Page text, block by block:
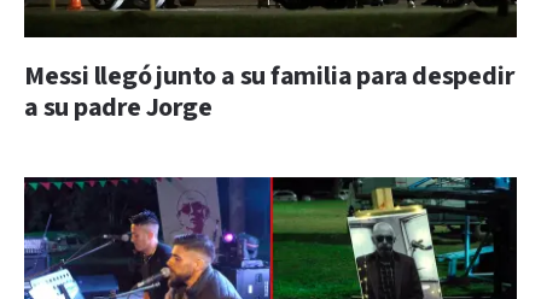
Messi llegó junto a su familia para despedir
a su padre Jorge